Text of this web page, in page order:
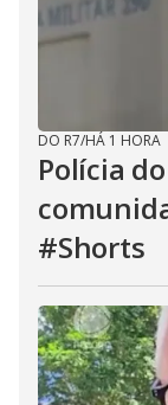
DO R7/HÁ 1 HORA
Polícia
#Shorts